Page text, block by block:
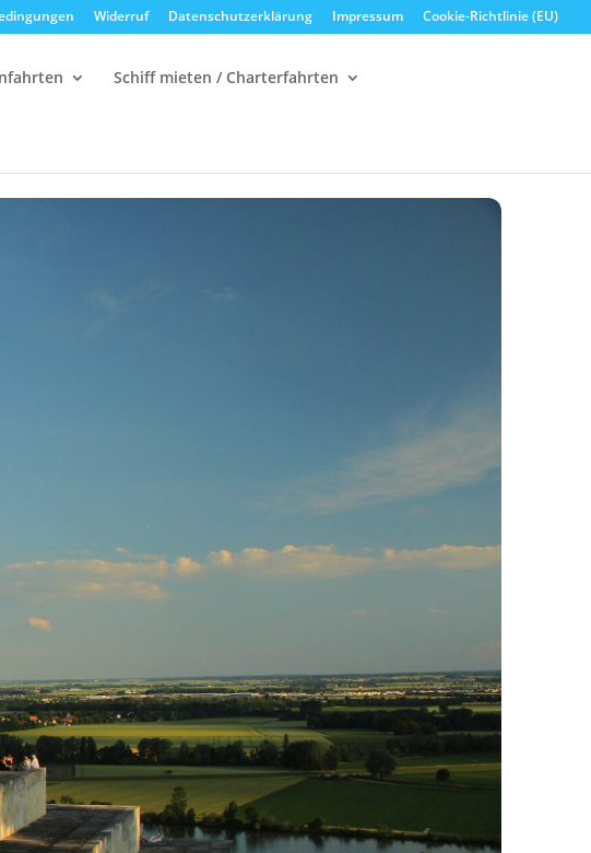
Widerruf Datenschutzerklärung Impressum Cookie-Richtlinie (EU)
Schiff mieten / Charterfahrten